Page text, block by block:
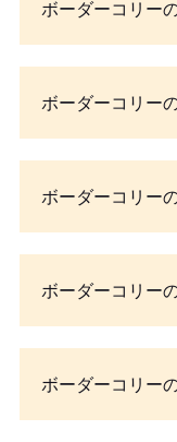
ボーダーコリー
ボーダーコリー
ボーダーコリー
ボーダーコリー
ボーダーコリー